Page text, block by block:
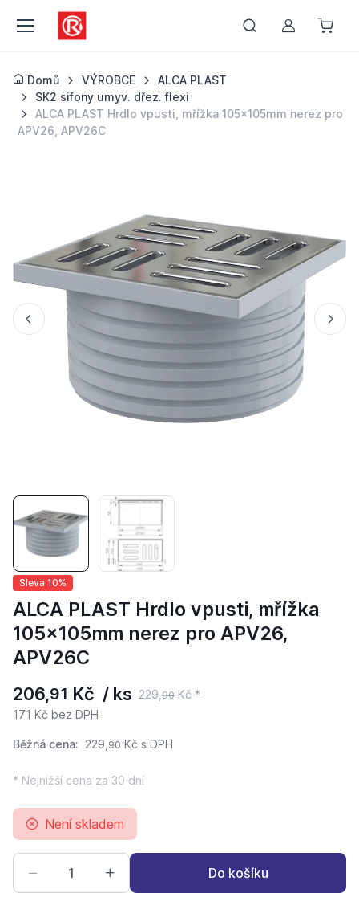
Můj účet
Domů VÝROBCE
ALCA PLAST
SK2 sifony umyv. dřez. flexi
ALCA PLAST Hrdlo vpusti, mřížka 105×105mm nerez pro
APV26, APV26C
Sleva 10%
ALCA PLAST Hrdlo vpusti, mřížka
105×105mm nerez pro APV26,
APV26C
206,91 Kč / ks 229,90Kč *
171 Kč bez DPH
Běžná cena: 229, 90 Kč s DPH
* Nejnižší cena za 30 dní
Není skladem
Do košíku